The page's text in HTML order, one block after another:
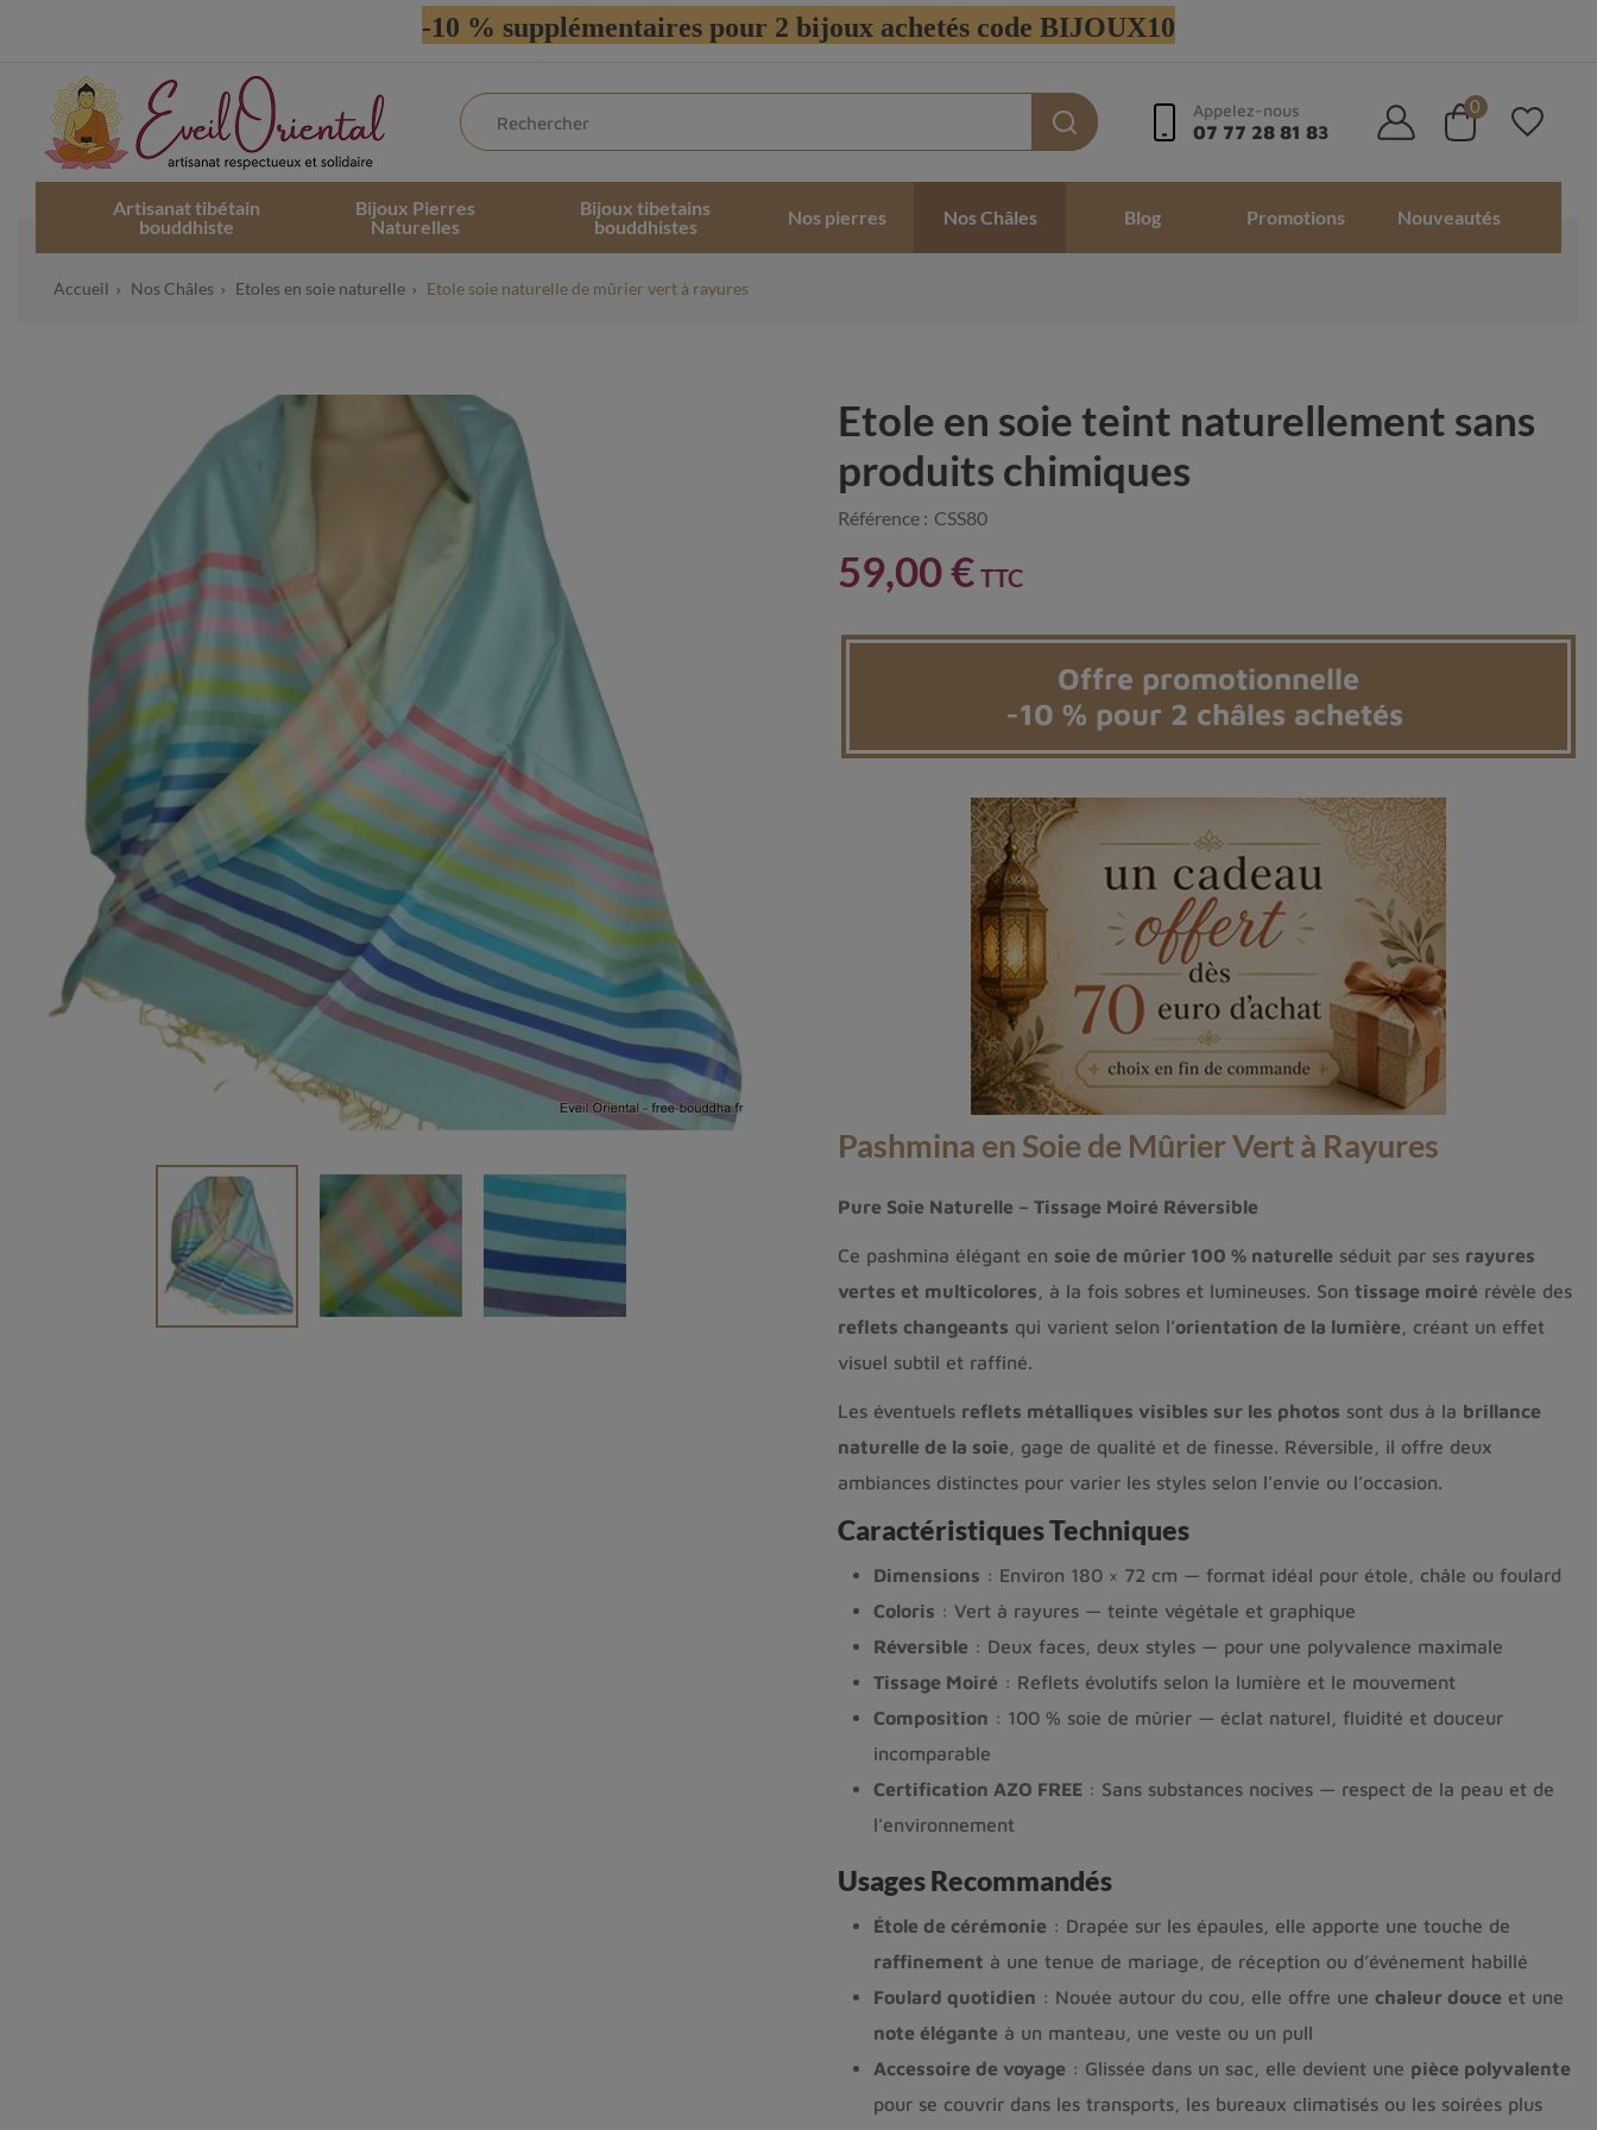
-10 % supplémentaires pour 2 bijoux achetés code BIJOUX10
Appelez-nous
07 77 28 81 83
0
Artisanat tibétain
bouddhiste
Bijoux Pierres
Naturelles
Bijoux tibetains
bouddhistes
Nos pierres Nos Châles Blog Promotions Nouveautés
Accueil Nos Châles Etoles en soie naturelle Etole soie naturelle de mûrier vert à rayures
Etole en soie teint naturellement sans
produits chimiques
Référence : CSS80
59,00 € TTC
Offre promotionnelle
-10 % pour 2 châles achetés
Pashmina en Soie de Mûrier Vert à Rayures
Pure Soie Naturelle – Tissage Moiré Réversible
Ce pashmina élégant en soie de mûrier 100 % naturelle séduit par ses rayures
vertes et multicolores , à la fois sobres et lumineuses. Son tissage moiré révèle des
reflets changeants qui varient selon l’orientation de la lumière , créant un effet
visuel subtil et raffiné.
Les éventuels reflets métalliques visibles sur les photos sont dus à la brillance
naturelle de la soie , gage de qualité et de finesse. Réversible, il offre deux
ambiances distinctes pour varier les styles selon l’envie ou l’occasion.
Caractéristiques Techniques
Dimensions : Environ 180 × 72 cm — format idéal pour étole, châle ou foulard
Coloris : Vert à rayures — teinte végétale et graphique
Réversible : Deux faces, deux styles — pour une polyvalence maximale
Tissage Moiré : Reflets évolutifs selon la lumière et le mouvement
Composition : 100 % soie de mûrier — éclat naturel, fluidité et douceur
incomparable
Certification AZO FREE: Sans substances nocives — respect de la peau et de
l’environnement
Usages Recommandés
Étole de cérémonie : Drapée sur les épaules, elle apporte une touche de
raffinement à une tenue de mariage, de réception ou d’événement habillé
Foulard quotidien : Nouée autour du cou, elle offre une chaleur douce et une
note élégante à un manteau, une veste ou un pull
Accessoire de voyage : Glissée dans un sac, elle devient une pièce polyvalente
pour se couvrir dans les transports, les bureaux climatisés ou les soirées plus